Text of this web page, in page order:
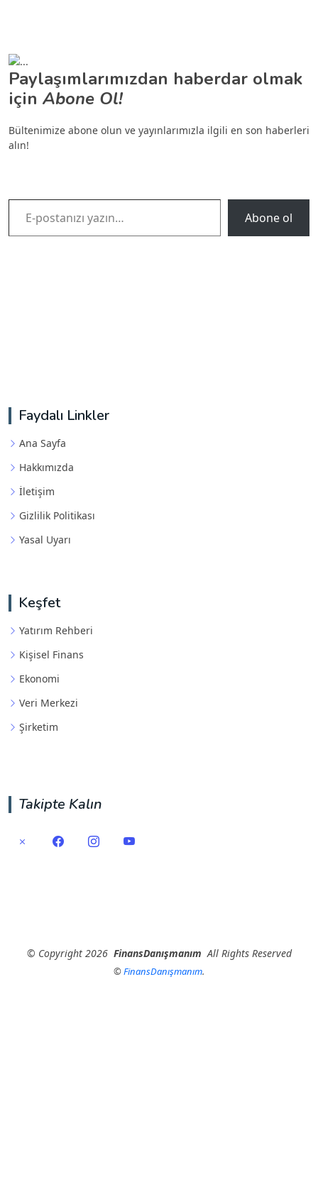
Paylaşımlarımızdan haberdar olmak
için Abone Ol!
Bültenimize abone olun ve yayınlarımızla ilgili en son haberleri
alın!
E-postanızı yazın…
Abone ol
Faydalı Linkler
Ana Sayfa
Hakkımızda
İletişim
Gizlilik Politikası
Yasal Uyarı
Keşfet
Yatırım Rehberi
Kişisel Finans
Ekonomi
Veri Merkezi
Şirketim
Takipte Kalın
© Copyright2026 FinansDanışmanım All Rights Reserved
©FinansDanışmanım.